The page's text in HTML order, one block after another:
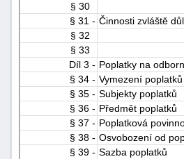
§ 30
§ 31 - Činnosti zvláště
§ 32
§ 33
Díl 3 - Poplatky na
§ 34 - Vymezení poplatků
§ 35 - Subjekty poplatků
§ 36 - Předmět poplatků
§ 37 - Poplatková
§ 38 - Osvobození od
§ 39 - Sazba poplatků